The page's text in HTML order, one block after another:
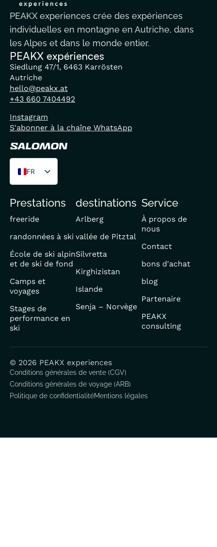
PEAKX experiences crée des expériences
individuelles en montagne en Autriche, dans
les Alpes et dans le monde entier.
PEAKX expériences
Siedlung 47/1, 6463 Karrösten
Autriche
hello@peakx.at
+43 660 7404492
Instagram
S'abonner à la chaîne WhatsApp
FR
DE
EN
Prestations
freeride
randonnées à ski
École de ski alpin
et de ski de fond
Camps et
voyages
Stages de
performance en
ski
destinations
Arlberg
vallée de Pitztal
Silvretta
Kirghizistan
Islande
Senja – Norvège
Service
À propos de
nous
Contact
bons d'achat
blog
Partenaire
PEAKX
consulting
© 2026 PEAKX experiences
Conditions générales de vente (CGV)
Conditions générales de voyage (ARB)
Politique de confidentialitéMentions légales